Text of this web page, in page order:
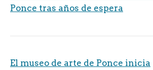
Ponce tras años de espera
El museo de arte de Ponce inicia